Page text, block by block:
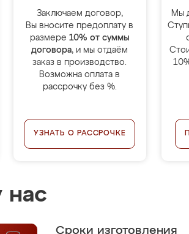
Заключаем договор,
Вы вносите предоплату в
размере 10% от суммы
договора, и мы отдаём
заказ в производство.
Возможна оплата в
рассрочку без %.
УЗНАТЬ О РАССРОЧКЕ
Мы
нас
Сроки изготовления